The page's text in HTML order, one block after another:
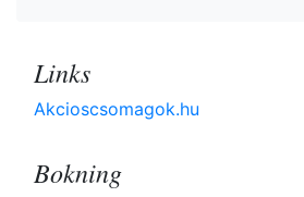
Links
Akcioscsomagok.hu
Bokning